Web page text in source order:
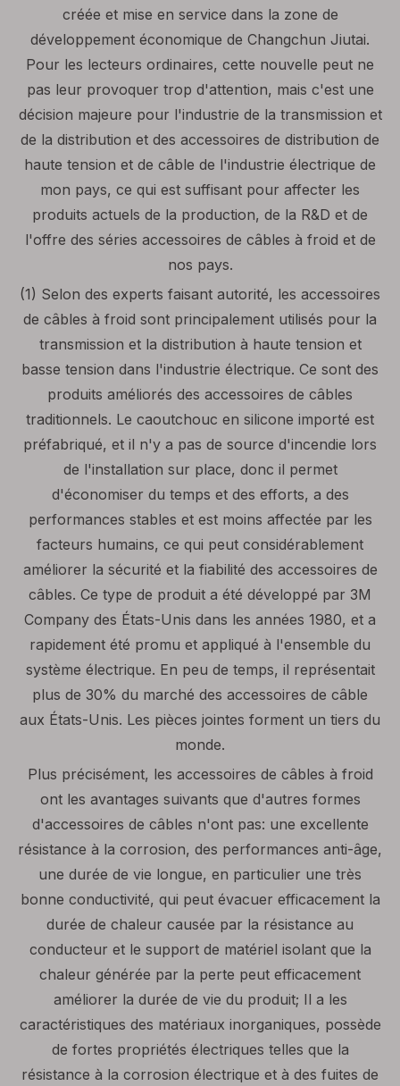
créée et mise en service dans la zone de
développement économique de Changchun Jiutai.
Pour les lecteurs ordinaires, cette nouvelle peut ne
pas leur provoquer trop d'attention, mais c'est une
décision majeure pour l'industrie de la transmission et
de la distribution et des accessoires de distribution de
haute tension et de câble de l'industrie électrique de
mon pays, ce qui est suffisant pour affecter les
produits actuels de la production, de la R&D et de
l'offre des séries accessoires de câbles à froid et de
nos pays.
(1) Selon des experts faisant autorité, les accessoires
de câbles à froid sont principalement utilisés pour la
transmission et la distribution à haute tension et
basse tension dans l'industrie électrique. Ce sont des
produits améliorés des accessoires de câbles
traditionnels. Le caoutchouc en silicone importé est
préfabriqué, et il n'y a pas de source d'incendie lors
de l'installation sur place, donc il permet
d'économiser du temps et des efforts, a des
performances stables et est moins affectée par les
facteurs humains, ce qui peut considérablement
améliorer la sécurité et la fiabilité des accessoires de
câbles. Ce type de produit a été développé par 3M
Company des États-Unis dans les années 1980, et a
rapidement été promu et appliqué à l'ensemble du
système électrique. En peu de temps, il représentait
plus de 30% du marché des accessoires de câble
aux États-Unis. Les pièces jointes forment un tiers du
monde.
Plus précisément, les accessoires de câbles à froid
ont les avantages suivants que d'autres formes
d'accessoires de câbles n'ont pas: une excellente
résistance à la corrosion, des performances anti-âge,
une durée de vie longue, en particulier une très
bonne conductivité, qui peut évacuer efficacement la
durée de chaleur causée par la résistance au
conducteur et le support de matériel isolant que la
chaleur générée par la perte peut efficacement
améliorer la durée de vie du produit; Il a les
caractéristiques des matériaux inorganiques, possède
de fortes propriétés électriques telles que la
résistance à la corrosion électrique et à des fuites de